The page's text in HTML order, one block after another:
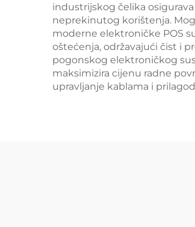
industrijskog čelika
neprekinutog korištenja.
moderne elektroničke POS
oštećenja, održavajući čist i
pogonskog elektroničkog
maksimizira cijenu radne
upravljanje kablama i